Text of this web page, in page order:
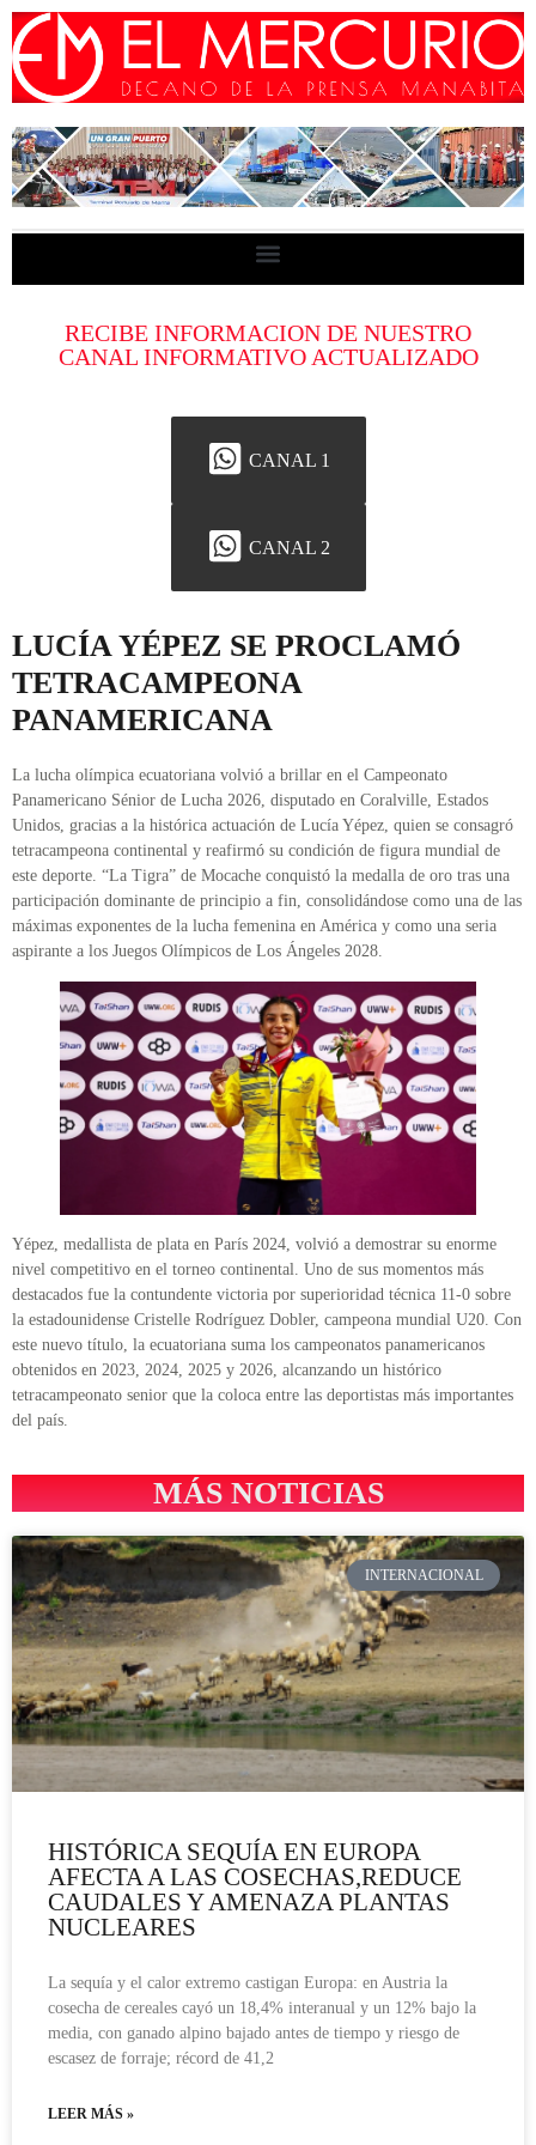
RECIBE INFORMACION DE NUESTRO
CANAL INFORMATIVO ACTUALIZADO
CANAL 1
CANAL 2
LUCÍA YÉPEZ SE PROCLAMÓ
TETRACAMPEONA
PANAMERICANA
La lucha olímpica ecuatoriana volvió a brillar en el Campeonato
Panamericano Sénior de Lucha 2026, disputado en Coralville, Estados
Unidos, gracias a la histórica actuación de Lucía Yépez, quien se consagró
tetracampeona continental y reafirmó su condición de figura mundial de
este deporte. “La Tigra” de Mocache conquistó la medalla de oro tras una
participación dominante de principio a fin, consolidándose como una de las
máximas exponentes de la lucha femenina en América y como una seria
aspirante a los Juegos Olímpicos de Los Ángeles 2028.
Yépez, medallista de plata en París 2024, volvió a demostrar su enorme
nivel competitivo en el torneo continental. Uno de sus momentos más
destacados fue la contundente victoria por superioridad técnica 11-0 sobre
la estadounidense Cristelle Rodríguez Dobler, campeona mundial U20. Con
este nuevo título, la ecuatoriana suma los campeonatos panamericanos
obtenidos en 2023, 2024, 2025 y 2026, alcanzando un histórico
tetracampeonato senior que la coloca entre las deportistas más importantes
del país.
MÁS NOTICIAS
INTERNACIONAL
HISTÓRICA SEQUÍA EN EUROPA
AFECTA A LAS COSECHAS,REDUCE
CAUDALES Y AMENAZA PLANTAS
NUCLEARES
La sequía y el calor extremo castigan Europa: en Austria la
cosecha de cereales cayó un 18,4% interanual y un 12% bajo la
media, con ganado alpino bajado antes de tiempo y riesgo de
escasez de forraje; récord de 41,2
LEER MÁS »